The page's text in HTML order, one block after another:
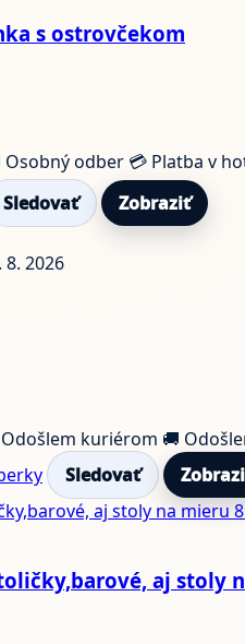
s ostrovčekom
Osobný odber 💳 Platba v
Sledovať
Zobraziť
8. 2026
kuriérom 🚚
Sledovať
aj stoly